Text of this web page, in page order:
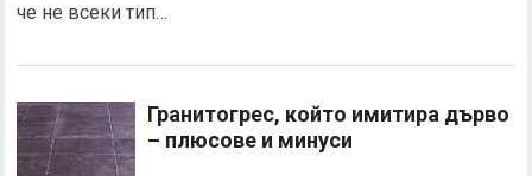
че не всеки тип…
Гранитогрес, който имитира дърво
– плюсове и минуси